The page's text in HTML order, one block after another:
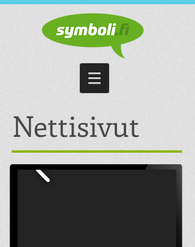
Symboli Advertising Oy
Nettisivut